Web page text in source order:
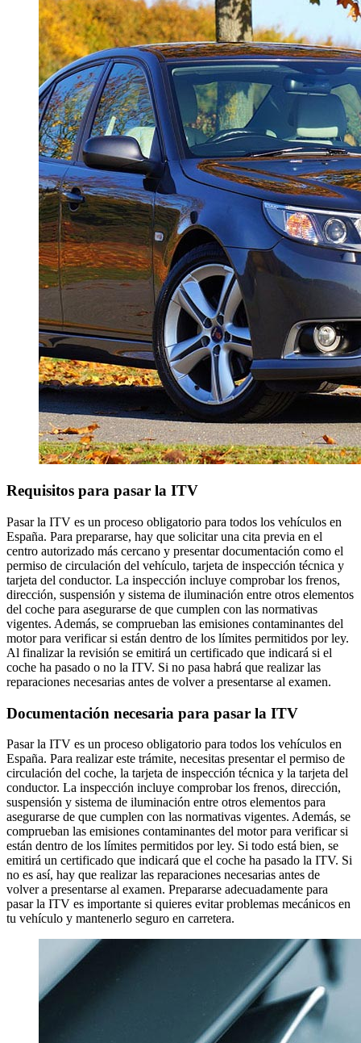
Requisitos para pasar la ITV
Pasar la ITV es un proceso obligatorio para todos los vehículos en
España. Para prepararse, hay que solicitar una cita previa en el
centro autorizado más cercano y presentar documentación como el
permiso de circulación del vehículo, tarjeta de inspección técnica y
tarjeta del conductor. La inspección incluye comprobar los frenos,
dirección, suspensión y sistema de iluminación entre otros elementos
del coche para asegurarse de que cumplen con las normativas
vigentes. Además, se comprueban las emisiones contaminantes del
motor para verificar si están dentro de los límites permitidos por ley.
Al finalizar la revisión se emitirá un certificado que indicará si el
coche ha pasado o no la ITV. Si no pasa habrá que realizar las
reparaciones necesarias antes de volver a presentarse al examen.
Documentación necesaria para pasar la ITV
Pasar la ITV es un proceso obligatorio para todos los vehículos en
España. Para realizar este trámite, necesitas presentar el permiso de
circulación del coche, la tarjeta de inspección técnica y la tarjeta del
conductor. La inspección incluye comprobar los frenos, dirección,
suspensión y sistema de iluminación entre otros elementos para
asegurarse de que cumplen con las normativas vigentes. Además, se
comprueban las emisiones contaminantes del motor para verificar si
están dentro de los límites permitidos por ley. Si todo está bien, se
emitirá un certificado que indicará que el coche ha pasado la ITV. Si
no es así, hay que realizar las reparaciones necesarias antes de
volver a presentarse al examen. Prepararse adecuadamente para
pasar la ITV es importante si quieres evitar problemas mecánicos en
tu vehículo y mantenerlo seguro en carretera.